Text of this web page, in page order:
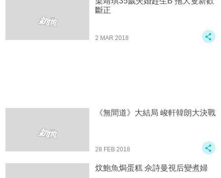
斷正
2 MAR 2018
《無間道》大結局 峻軒韓朗大決戰
28 FEB 2018
炆鮑魚焗蛋糕 佘詩曼視后變煮婦